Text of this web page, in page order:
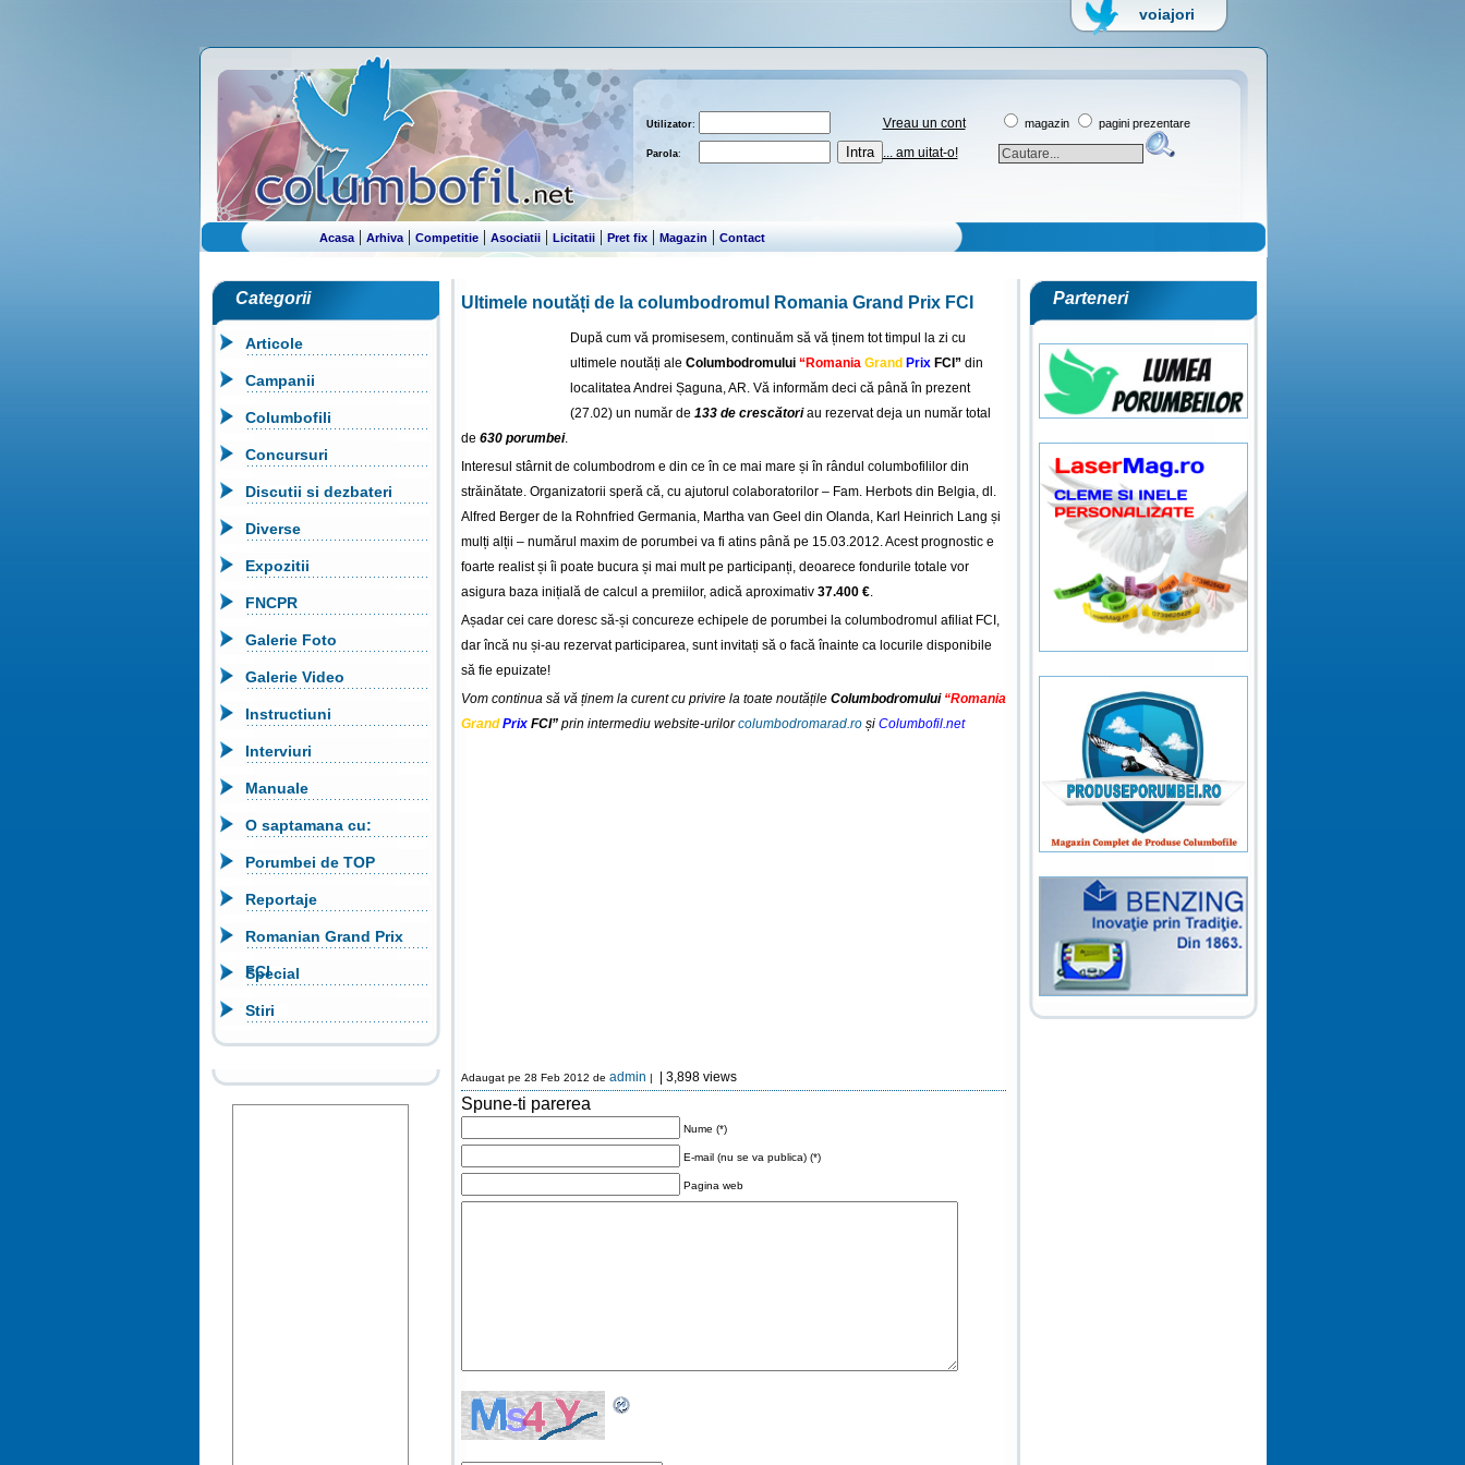
voiajori
Utilizator: Vreau un cont
Parola: ... am uitat-o!
magazin pagini prezentare
Acasa| Arhiva|Competitie| Asociatii| Licitatii|Pret fix|Magazin|Contact
Categorii
Articole
Campanii
Columbofili
Concursuri
Discutii si dezbateri
Diverse
Expozitii
FNCPR
Galerie Foto
Galerie Video
Instructiuni
Interviuri
Manuale
O saptamana cu:
Porumbei de TOP
Reportaje
Romanian Grand Prix
FCI
Special
Stiri
Ultimele noutăți de la columbodromul Romania Grand Prix FCI
După cum vă promisesem, continuăm să vă ținem tot timpul la zi cu
ultimele noutăți ale Columbodromului “Romania Grand Prix FCI”din
localitatea Andrei Șaguna, AR. Vă informăm deci că până în prezent
(27.02) un număr de 133 de crescătoriau rezervat deja un număr total
de 630 porumbei.
Interesul stârnit de columbodrom e din ce în ce mai mare și în rândul columbofililor din
străinătate. Organizatorii speră că, cu ajutorul colaboratorilor – Fam. Herbots din Belgia, dl.
Alfred Berger de la Rohnfried Germania, Martha van Geel din Olanda, Karl Heinrich Lang și
mulți alții – numărul maxim de porumbei va fi atins până pe 15.03.2012. Acest prognostic e
foarte realist și îi poate bucura și mai mult pe participanți, deoarece fondurile totale vor
asigura baza inițială de calcul a premiilor, adică aproximativ 37.400 €.
Așadar cei care doresc să-și concureze echipele de porumbei la columbodromul afiliat FCI,
dar încă nu și-au rezervat participarea, sunt invitați să o facă înainte ca locurile disponibile
să fie epuizate!
Vom continua să vă ținem la curent cu privire la toate noutățile Columbodromului “Romania
GrandPrix FCI”prin intermediu website-urilorcolumbodromarad.roși Columbofil.net
Adaugat pe 28 Feb 2012 de admin | | 3,898 views
Spune-ti parerea
Nume (*)
E-mail (nu se va publica) (*)
Pagina web
Parteneri